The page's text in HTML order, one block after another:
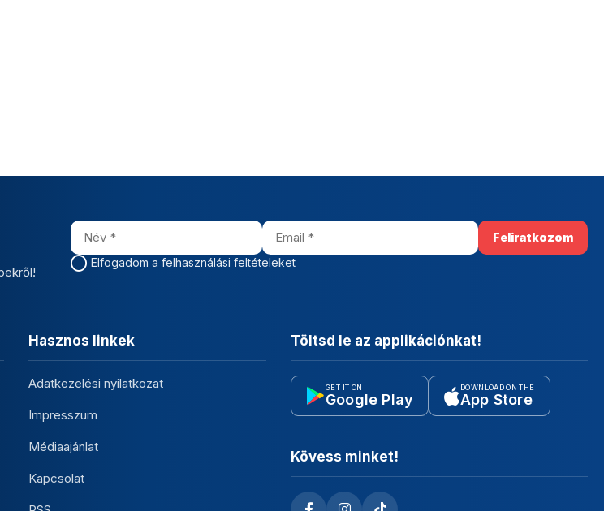
Elfogadom a felhasználási feltételeket
Hasznos linkek
Adatkezelési nyilatkozat
Impresszum
Médiaajánlat
Kapcsolat
Töltsd le az applikációnkat!
GET IT ON
Google Play
DOWNLOAD ON THE
App Store
Kövess minket!